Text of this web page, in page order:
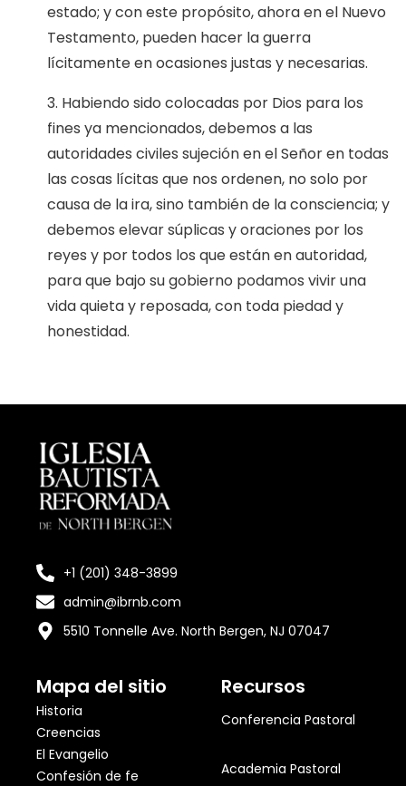
estado; y con este propósito, ahora en el Nuevo
Testamento, pueden hacer la guerra
lícitamente en ocasiones justas y necesarias.
3. Habiendo sido colocadas por Dios para los
fines ya mencionados, debemos a las
autoridades civiles sujeción en el Señor en todas
las cosas lícitas que nos ordenen, no solo por
causa de la ira, sino también de la consciencia; y
debemos elevar súplicas y oraciones por los
reyes y por todos los que están en autoridad,
para que bajo su gobierno podamos vivir una
vida quieta y reposada, con toda piedad y
honestidad.
+1 (201) 348-3899
admin@ibrnb.com
5510 Tonnelle Ave. North Bergen, NJ 07047
Mapa del sitio
Historia
Creencias
El Evangelio
Confesión de fe
Recursos
Conferencia Pastoral
Academia Pastoral